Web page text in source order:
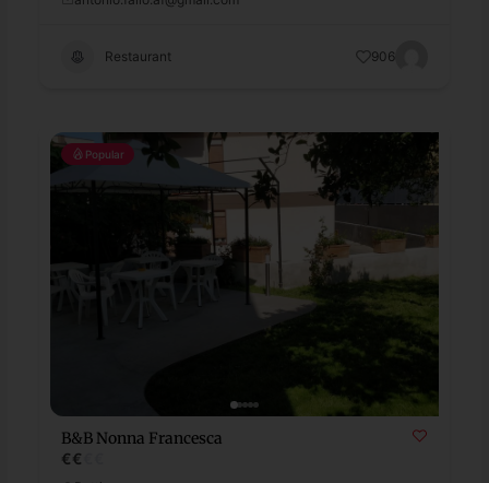
Restaurant 906
Popular
B&B Nonna Francesca
€€